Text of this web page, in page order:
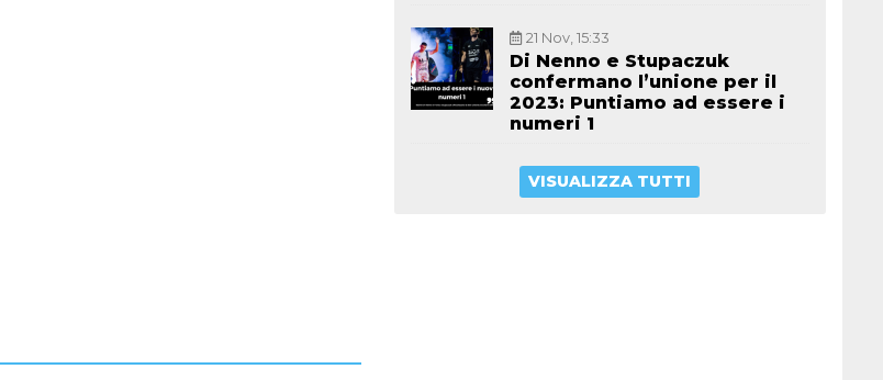
21 Nov, 15:33
Di Nenno e Stupaczuk
confermano l’unione per il
2023: Puntiamo ad essere i
numeri 1
VISUALIZZA TUTTI